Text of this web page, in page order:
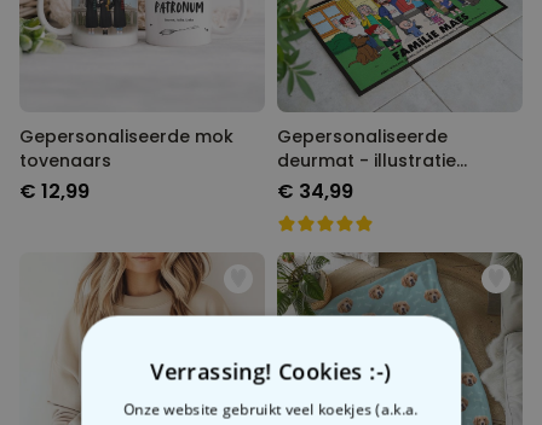
Gepersonaliseerde mok
tovenaars
€ 12,99
Gepersonaliseerde
deurmat - illustratie
stripfiguur familie
€ 34,99
Verrassing! Cookies :-)
Onze website gebruikt veel koekjes (a.k.a.